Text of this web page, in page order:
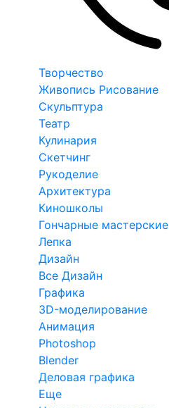
Творчество
Живопись Рисование
Скульптура
Театр
Кулинария
Скетчинг
Рукоделие
Архитектура
Киношколы
Гончарные мастерские
Лепка
Дизайн
Все Дизайн
Графика
3D-моделирование
Анимация
Photoshop
Blender
Деловая графика
Еще